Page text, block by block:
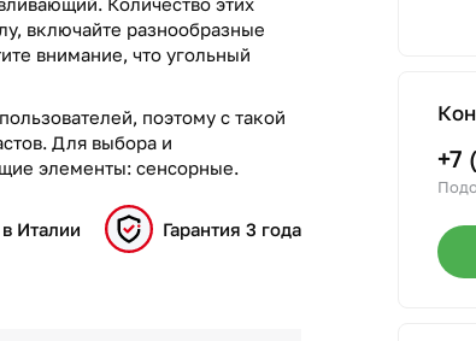
включайте разнообразные
внимание, что угольный
поэтому с такой
Для выбора и
элементы: сенсорные.
Италии Гарантия 3 года
+7